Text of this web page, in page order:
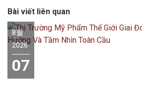
Bài viết liên quan
8월
2026
07